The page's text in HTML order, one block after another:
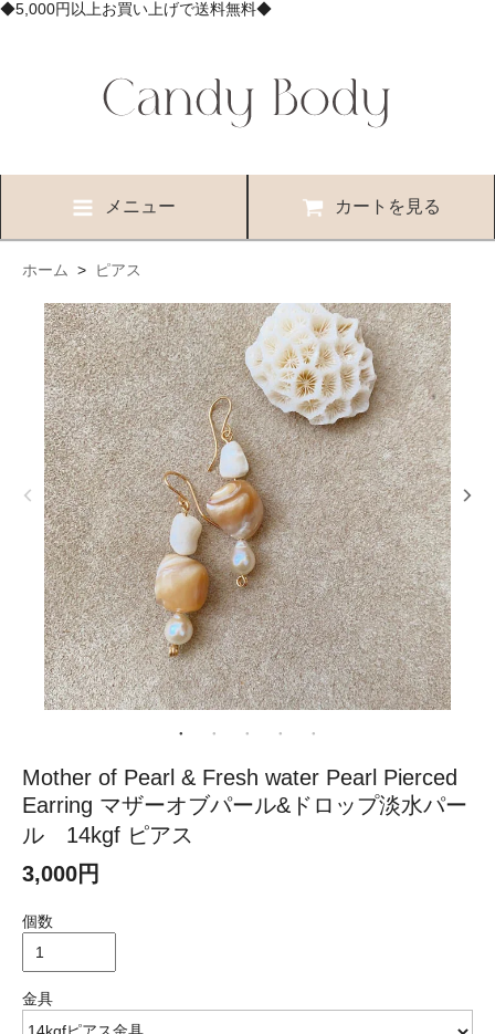
◆5,000円以上お買い上げで送料無料◆
メニュー カートを見る
ホーム > ピアス
Mother of Pearl & Fresh water Pearl Pierced
Earring マザーオブパール&ドロップ淡水パー
ル 14kgf ピアス
3,000円
個数
金具